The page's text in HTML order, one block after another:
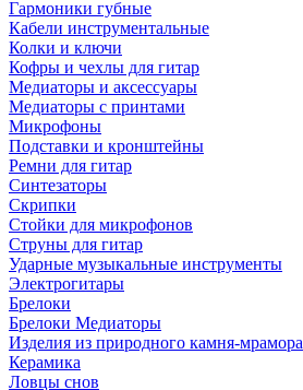
Гармоники губные
Кабели инструментальные
Колки и ключи
Кофры и чехлы для гитар
Медиаторы и аксессуары
Медиаторы с принтами
Микрофоны
Подставки и кронштейны
Ремни для гитар
Синтезаторы
Скрипки
Стойки для микрофонов
Струны для гитар
Ударные музыкальные инструменты
Электрогитары
Брелоки
Брелоки Медиаторы
Изделия из природного камня-мрамора
Керамика
Ловцы снов